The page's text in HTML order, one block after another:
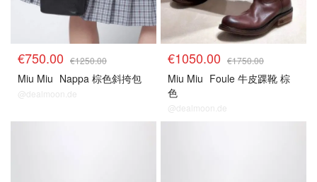
€750.00 €1250.00
Miu Miu Nappa 棕色斜挎包
@dealmoon.de
€1050.00 €1750.00
Miu Miu Foule 牛皮踝靴 棕
色
@dealmoon.de